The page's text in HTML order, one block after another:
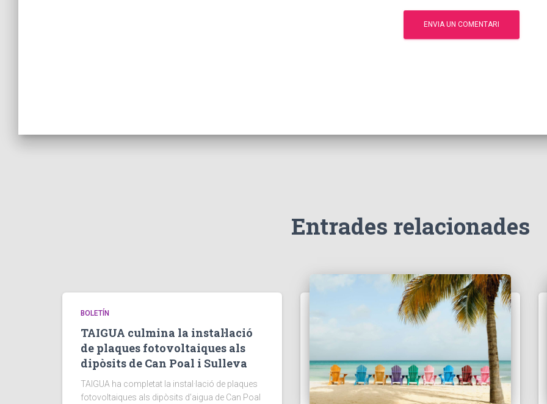
Entrades relacionades
BOLETÍN
TAIGUA culmina la instal·lació
de plaques fotovoltaiques als
dipòsits de Can Poal i Sulleva
TAIGUA ha completat la instal·lació de plaques
fotovoltaiques als dipòsits d’aigua de Can Poal